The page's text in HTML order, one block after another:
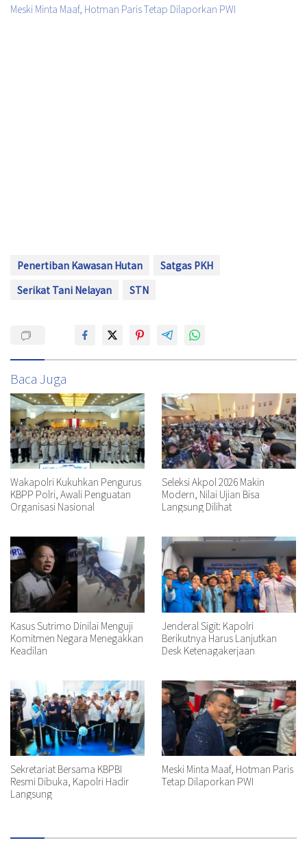
Meski Minta Maaf, Hotman Paris Tetap Dilaporkan PWI
Penertiban Kawasan Hutan
Satgas PKH
Serikat Tani Nelayan
STN
Baca Juga
Wakapolri Kukuhkan Pengurus
KBPP Polri, Awali Penguatan
Organisasi Nasional
Seleksi Akpol 2026 Makin
Modern, Nilai Ujian Bisa
Langsung Dilihat
Kasus Sutrimo Dinilai Menguji
Komitmen Negara Menegakkan
Keadilan
Jenderal Sigit: Kapolri
Berikutnya Harus Lanjutkan
Desk Ketenagakerjaan
Sekretariat Bersama KBPBI
Resmi Dibuka, Kapolri Hadir
Langsung
Meski Minta Maaf, Hotman Paris
Tetap Dilaporkan PWI